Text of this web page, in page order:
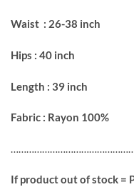
Waist : 26-38 inch
Hips : 40 inch
Length : 39 inch
Fabric : Rayon 100%
If product out of stock =